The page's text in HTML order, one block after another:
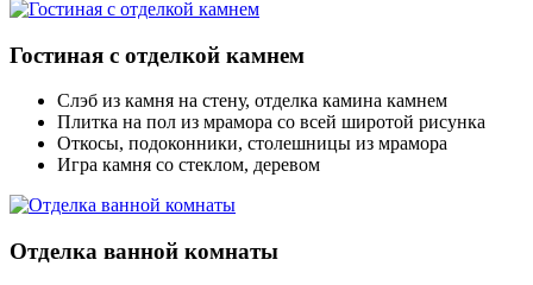
Гостиная с отделкой камнем
Слэб из камня на стену, отделка камина камнем
Плитка на пол из мрамора со всей широтой рисунка
Откосы, подоконники, столешницы из мрамора
Игра камня со стеклом, деревом
Отделка ванной комнаты